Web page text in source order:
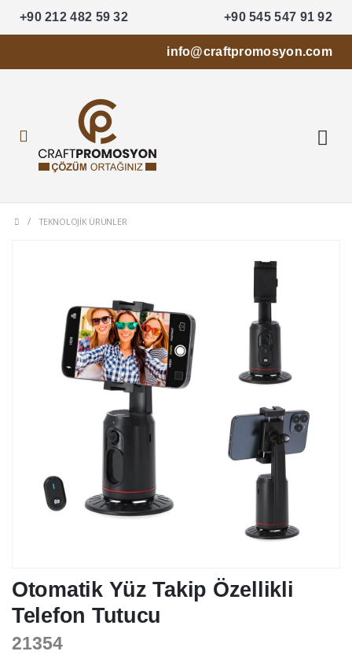
+90 212 482 59 32 +90 545 547 91 92
info@craftpromosyon.com
TEKNOLOJIK ÜRÜNLER
Otomatik Yüz Takip Özellikli
Telefon Tutucu
21354